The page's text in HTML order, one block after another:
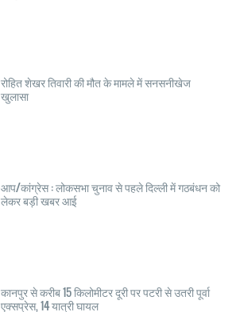
रोहित शेखर तिवारी की मौत के मामले में सनसनीखेज
खुलासा
आप/कांग्रेस : लोकसभा चुनाव से पहले दिल्ली में गठबंधन को
लेकर बड़ी खबर आई
कानपुर से करीब 15 किलोमीटर दूरी पर पटरी से उतरी पूर्वा
एक्सप्रेस, 14 यात्री घायल